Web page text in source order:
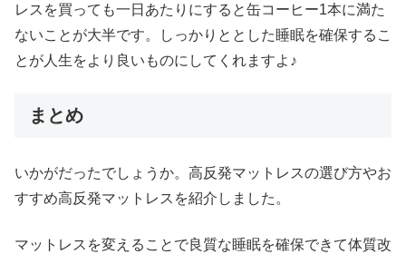
レスを買っても一日あたりにすると缶コーヒー1本に満た
ないことが大半です。しっかりととした睡眠を確保するこ
とが人生をより良いものにしてくれますよ♪
まとめ
いかがだったでしょうか。高反発マットレスの選び方やお
すすめ高反発マットレスを紹介しました。
マットレスを変えることで良質な睡眠を確保できて体質改